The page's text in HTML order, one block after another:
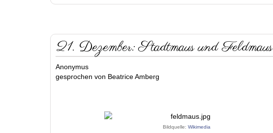
21. Dezember: Stadtmaus und Feldmaus
Anonymus
gesprochen von Beatrice Amberg
Bildquelle: Wikimedia